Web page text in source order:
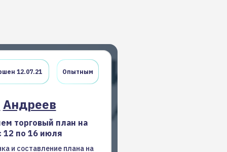
12.07.21 Опытным
Андреев
торговый план на
по 16 июля
и составление плана на